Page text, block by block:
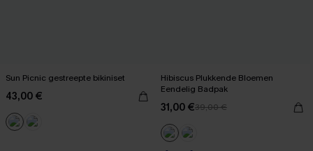
Sun Picnic gestreepte bikiniset
43,00 €
Hibiscus Plukkende Bloemen
Eendelig Badpak
31,00 €39,00 €